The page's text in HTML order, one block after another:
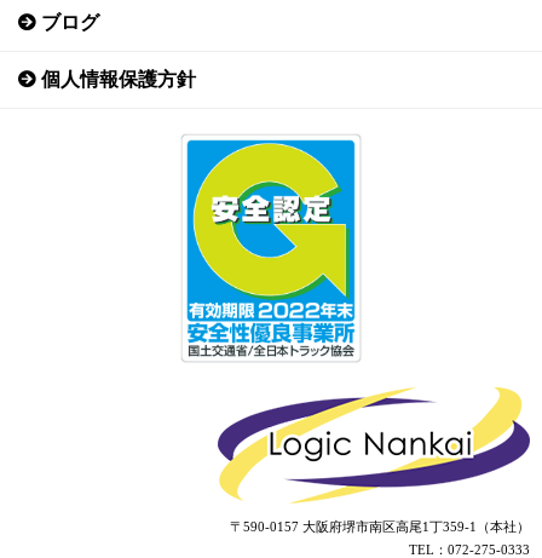
ブログ
個人情報保護方針
〒590-0157 大阪府堺市南区高尾1丁359-1（本社）
TEL：072-275-0333